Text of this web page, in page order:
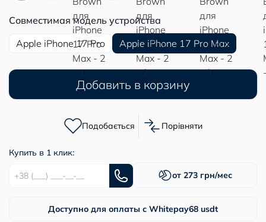
Совместимая модель устройства
Apple iPhone 17 Pro
Apple iPhone 17 Pro Max
Добавить в корзину
Подобається Порівняти
Купить в 1 клик:
от 273 грн/мес
Доступно для оплаты с Whitepay68 usdt